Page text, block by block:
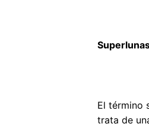
El término
trata de